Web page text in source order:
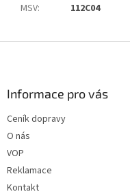
MSV: 112C04
Informace pro vás
Ceník dopravy
O nás
VOP
Reklamace
Kontakt